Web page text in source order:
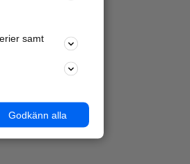
samt
Godkänn alla